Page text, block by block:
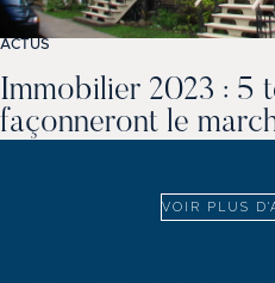
ACTUS
Immobilier 2023 : 5
façonneront le
VOIR PLUS